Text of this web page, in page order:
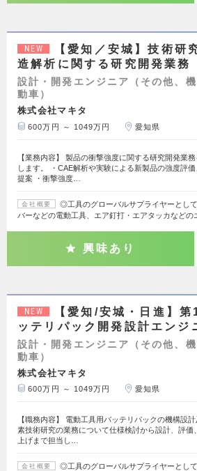
NEW
【愛知／安城】技術研
造解析に関する研究開発業務
設計・開発エンジニア（その他、
動車）
株式会社マキタ
600万円 ～ 1049万円 愛知県
【業務内容】 製品の衝撃強度に関する研究開発業
します。 ・CAE解析や実験による新製品の強度評
提案 ・衝撃強度…
会社概要
◎工具のグローバルサプライヤーとし
バーなどの電動工具、エア釘打・エアタッカなどの
興味あり
NEW
【愛知/安城・日進】
ッテリパック開発設計エンジ
設計・開発エンジニア（その他、
動車）
株式会社マキタ
600万円 ～ 1049万円 愛知県
【職務内容】 電動工具用バッテリパックの機構設
素技術研究の業務について仕様検討から設計、評価
上げまで担当し…
会社概要
◎工具のグローバルサプライヤーとし